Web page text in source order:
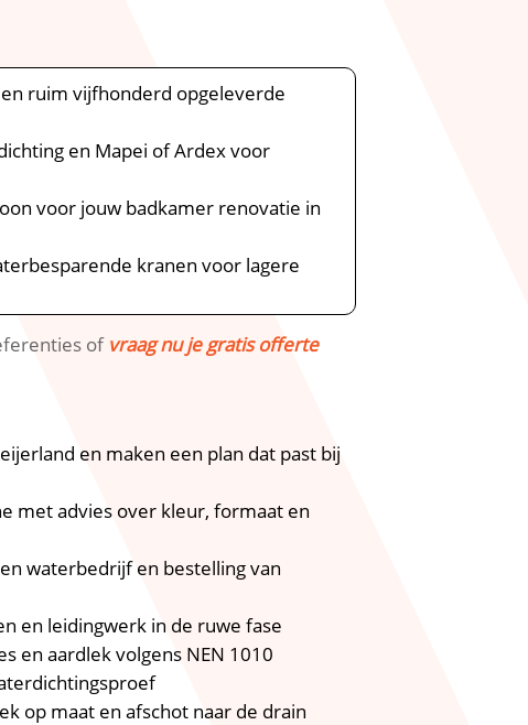
ruim vijfhonderd opgeleverde
en Mapei of Ardex voor
voor jouw badkamer renovatie in
kranen voor lagere
of vraag nu je gratis offerte
en maken een plan dat past bij
met advies over kleur, formaat en
waterbedrijf en bestelling van
en leidingwerk in de ruwe fase
en aardlek volgens NEN 1010
op maat en afschot naar de drain